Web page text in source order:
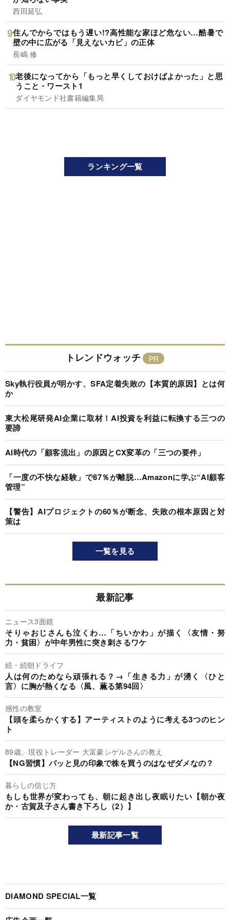
西田延弘
住んでからではもう遅い!?高性能な家ほど危ない…酷暑で
壁の中に広がる「見えないカビ」の正体
長嶋 修
老後になってから「もっと早くしておけばよかった」と思
うこと・ワースト1
ダイヤモンド社書籍編集局
ランキング一覧
トレンドウォッチ
Sky執行役員が明かす、SFA定着失敗の【本質的原因】とは何
か
東大松尾研発AI企業に取材！AI投資を利益に転換する三つの
要諦
AI時代の「顧客流出」の原因とCX変革の「三つの要件」
「一度の不快な経験」で87％が離脱…Amazonに学ぶ“AI顧客
管理”
【警告】AIプロジェクトの60％が断念、失敗の根本原因と対
策は
一覧を見る
最新記事
ニュース3面鏡
そりゃおじさんも泣くわ…「ちいかわ」が描く〈友情・努
力・貧困〉が中年男性に突き刺さるワケ
続・続朝ドライフ
人は何のためなら頑張れる？→「生きる力」が湧く〈ひと
言〉に胸が熱くなる〈風、薫る第94回〉
感性の教室
【頭を柔らかくする】アーティストのように考える3つのヒン
ト
89歳、現役トレーダー 大富豪シゲルさんの教え
【NG習慣】パッと見の印象で株を買うのはなぜダメなの？
暮らしの信じ方
もしも世界が変わっても、朝に起き出し夜眠りたい【朝か夜
か・古賀及子さん書き下ろし（2）】
最新記事一覧
DIAMOND SPECIAL一覧